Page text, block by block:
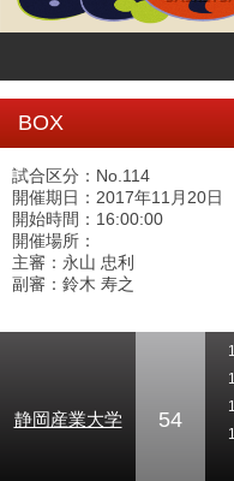
BOX
試合区分：No.114
開催期日：2017年11月20日
開始時間：16:00:00
開催場所：
主審：永山 忠利
副審：鈴木 寿之
静岡産業大学 54